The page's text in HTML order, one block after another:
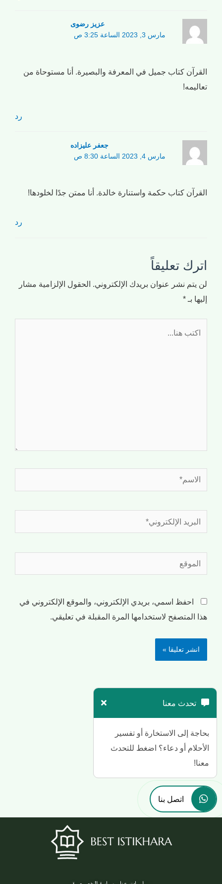
عزیز رضوی
مارس 3, 2023 الساعة 3:25 ص
القرآن كتاب جميل في المعرفة والبصيرة. أنا مستوحاة من
تعاليمه!
رد
جعفر علیزاده
مارس 4, 2023 الساعة 8:30 ص
القرآن كتاب حكمة واستنارة خالدة. أنا ممتن جدًا لخلودها!
رد
اترك تعليقاً
لن يتم نشر عنوان بريدك الإلكتروني. الحقول الإلزامية مشار
إليها بـ *
احفظ اسمي، بريدي الإلكتروني، والموقع الإلكتروني في
هذا المتصفح لاستخدامها المرة المقبلة في تعليقي.
تحدث معنا
بحاجة إلى الاستخارة أو تفسير
الأحلام أو دعاء؟ اضغط للتحدث
معنا!
اتصل بنا